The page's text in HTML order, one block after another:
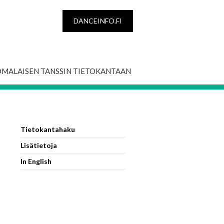
DANCEINFO.FI
TANSSIN TIETOKANTAAN
Tietokantahaku
Lisätietoja
In English